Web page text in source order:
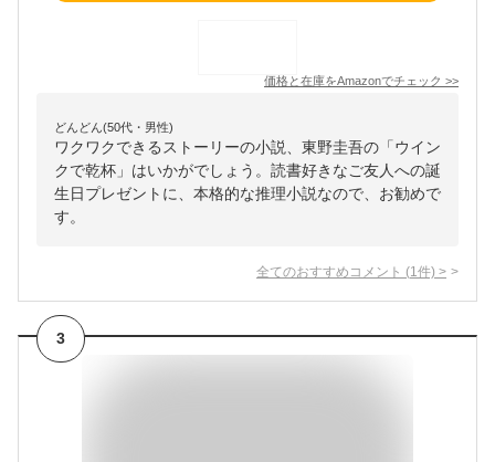
価格と在庫をAmazonでチェック >>
どんどん(50代・男性)
ワクワクできるストーリーの小説、東野圭吾の「ウイン
クで乾杯」はいかがでしょう。読書好きなご友人への誕
生日プレゼントに、本格的な推理小説なので、お勧めで
す。
全てのおすすめコメント (1 件) >
3